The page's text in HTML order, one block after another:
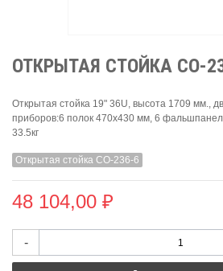
ОТКРЫТАЯ СТОЙКА СО-
Открытая стойка 19" 36U, высота 1709 мм.,
приборов:6 полок 470х430 мм, 6
33.5кг
Открытая стойка СО-236-6
48 104,00 ₽
-